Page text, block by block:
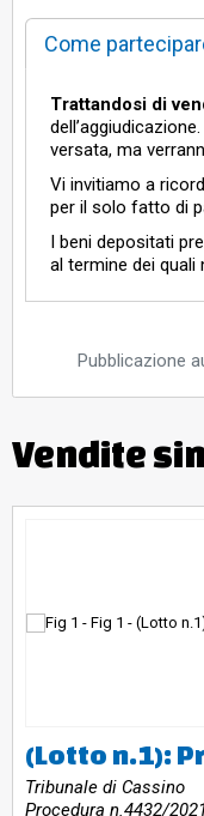
********
********
********
********
********
********
********
********
********
Come
Trattandosi di
dell’aggiudicazione.
versata, ma
Vi invitiamo a
per il solo fatto di
I beni depositati
al termine dei
Pubblicazione
Vendite
Tribunale di Cassino
Procedura n.4432/